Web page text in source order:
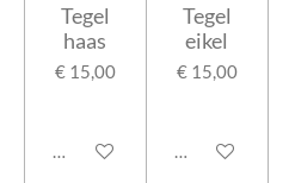
Tegel
haas
€ 15,00
In winkelwagen
Tegel
eikel
€ 15,00
In winkelwagen